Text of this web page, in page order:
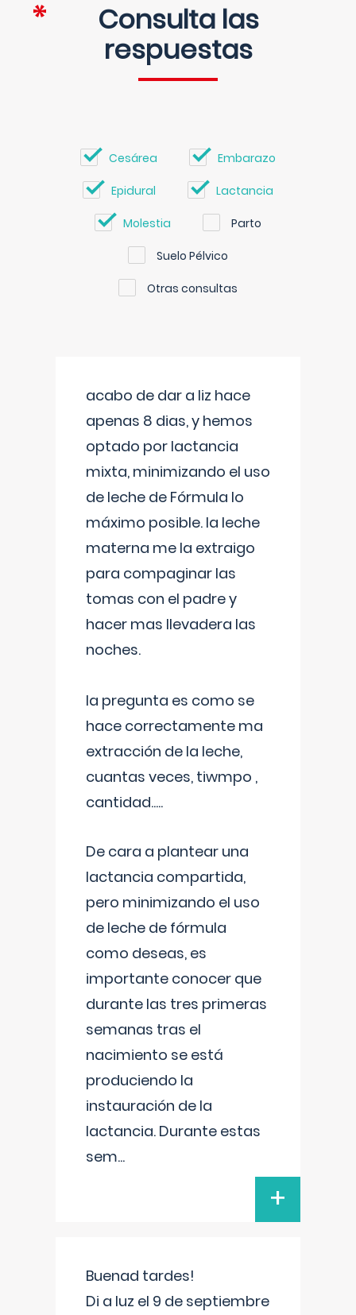
Consulta las
respuestas
Cesárea Embarazo
Epidural Lactancia
Molestia Parto
Suelo Pélvico
Otras consultas
acabo de dar a liz hace
apenas 8 dias, y hemos
optado por lactancia
mixta, minimizando el uso
de leche de Fórmula lo
máximo posible. la leche
materna me la extraigo
para compaginar las
tomas con el padre y
hacer mas llevadera las
noches.
la pregunta es como se
hace correctamente ma
extracción de la leche,
cuantas veces, tiwmpo ,
cantidad.....
De cara a plantear una
lactancia compartida,
pero minimizando el uso
de leche de fórmula
como deseas, es
importante conocer que
durante las tres primeras
semanas tras el
nacimiento se está
produciendo la
instauración de la
lactancia. Durante estas
sem...
+
Buenad tardes!
Di a luz el 9 de septiembre